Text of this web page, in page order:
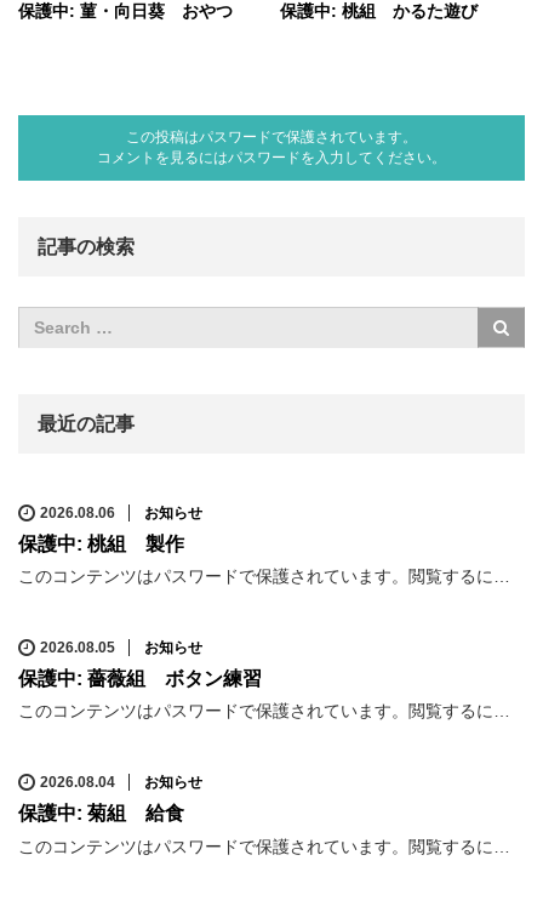
保護中: 菫・向日葵 おやつ 保護中: 桃組 かるた遊び
この投稿はパスワードで保護されています。
コメントを見るにはパスワードを入力してください。
記事の検索
最近の記事
2026.08.06 お知らせ
保護中: 桃組 製作
このコンテンツはパスワードで保護されています。閲覧するに…
2026.08.05 お知らせ
保護中: 薔薇組 ボタン練習
このコンテンツはパスワードで保護されています。閲覧するに…
2026.08.04 お知らせ
保護中: 菊組 給食
このコンテンツはパスワードで保護されています。閲覧するに…